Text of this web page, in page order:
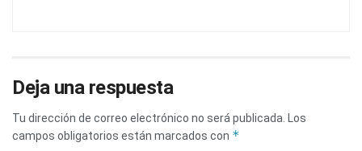
Deja una respuesta
Tu dirección de correo electrónico no será publicada. Los
campos obligatorios están marcados con *